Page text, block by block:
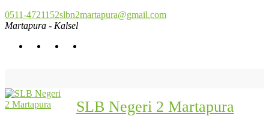
0511-4721152slbn2martapura@gmail.com
Martapura - Kalsel
SLB Negeri 2 Martapura